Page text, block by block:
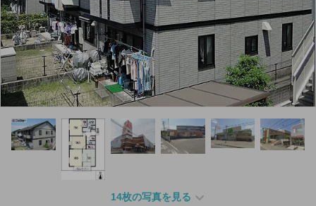
14枚の写真を見る